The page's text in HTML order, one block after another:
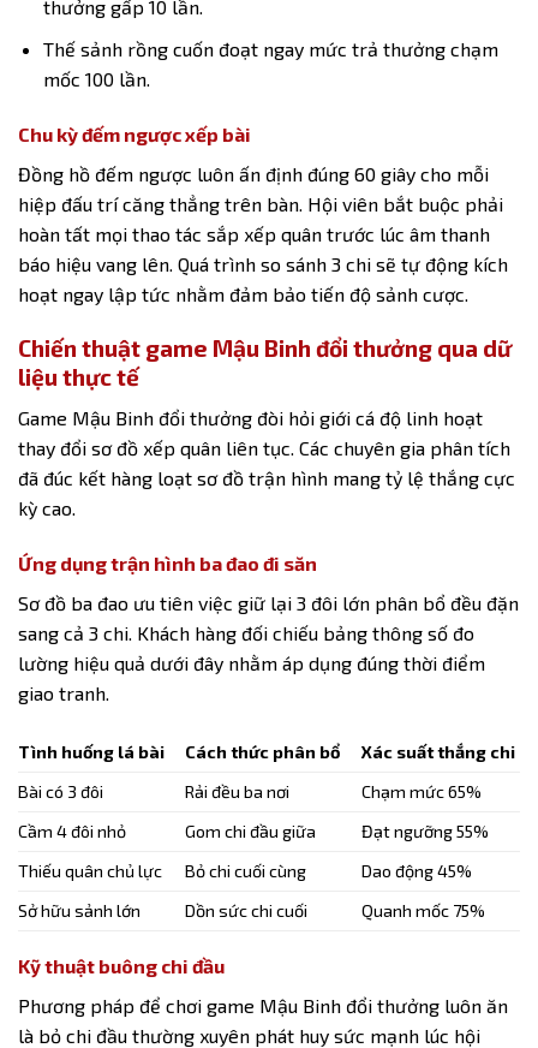
thưởng gấp 10 lần.
Thế sảnh rồng cuốn đoạt ngay mức trả thưởng chạm
mốc 100 lần.
Chu kỳ đếm ngược xếp bài
Đồng hồ đếm ngược luôn ấn định đúng 60 giây cho mỗi
hiệp đấu trí căng thẳng trên bàn. Hội viên bắt buộc phải
hoàn tất mọi thao tác sắp xếp quân trước lúc âm thanh
báo hiệu vang lên. Quá trình so sánh 3 chi sẽ tự động kích
hoạt ngay lập tức nhằm đảm bảo tiến độ sảnh cược.
Chiến thuật game Mậu Binh đổi thưởng qua dữ
liệu thực tế
Game Mậu Binh đổi thưởng đòi hỏi giới cá độ linh hoạt
thay đổi sơ đồ xếp quân liên tục. Các chuyên gia phân tích
đã đúc kết hàng loạt sơ đồ trận hình mang tỷ lệ thắng cực
kỳ cao.
Ứng dụng trận hình ba đao đi săn
Sơ đồ ba đao ưu tiên việc giữ lại 3 đôi lớn phân bổ đều đặn
sang cả 3 chi. Khách hàng đối chiếu bảng thông số đo
lường hiệu quả dưới đây nhằm áp dụng đúng thời điểm
giao tranh.
Tình huống lá bài Cách thức phân bổ
Xác suất thắng chi
Bài có 3 đôi
Rải đều ba nơi
Chạm mức 65%
Cầm 4 đôi nhỏ
Gom chi đầu giữa
Đạt ngưỡng 55%
Thiếu quân chủ lực
Bỏ chi cuối cùng
Dao động 45%
Sở hữu sảnh lớn
Dồn sức chi cuối Quanh mốc 75%
Kỹ thuật buông chi đầu
Phương pháp để chơi game Mậu Binh đổi thưởng luôn ăn
là bỏ chi đầu thường xuyên phát huy sức mạnh lúc hội